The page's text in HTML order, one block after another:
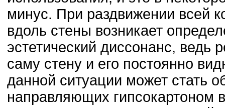
минус. При раздвижении всей
вдоль стены возникает
эстетический диссонанс, ведь
саму стену и его постоянно
данной ситуации может стать
направляющих гипсокартоном